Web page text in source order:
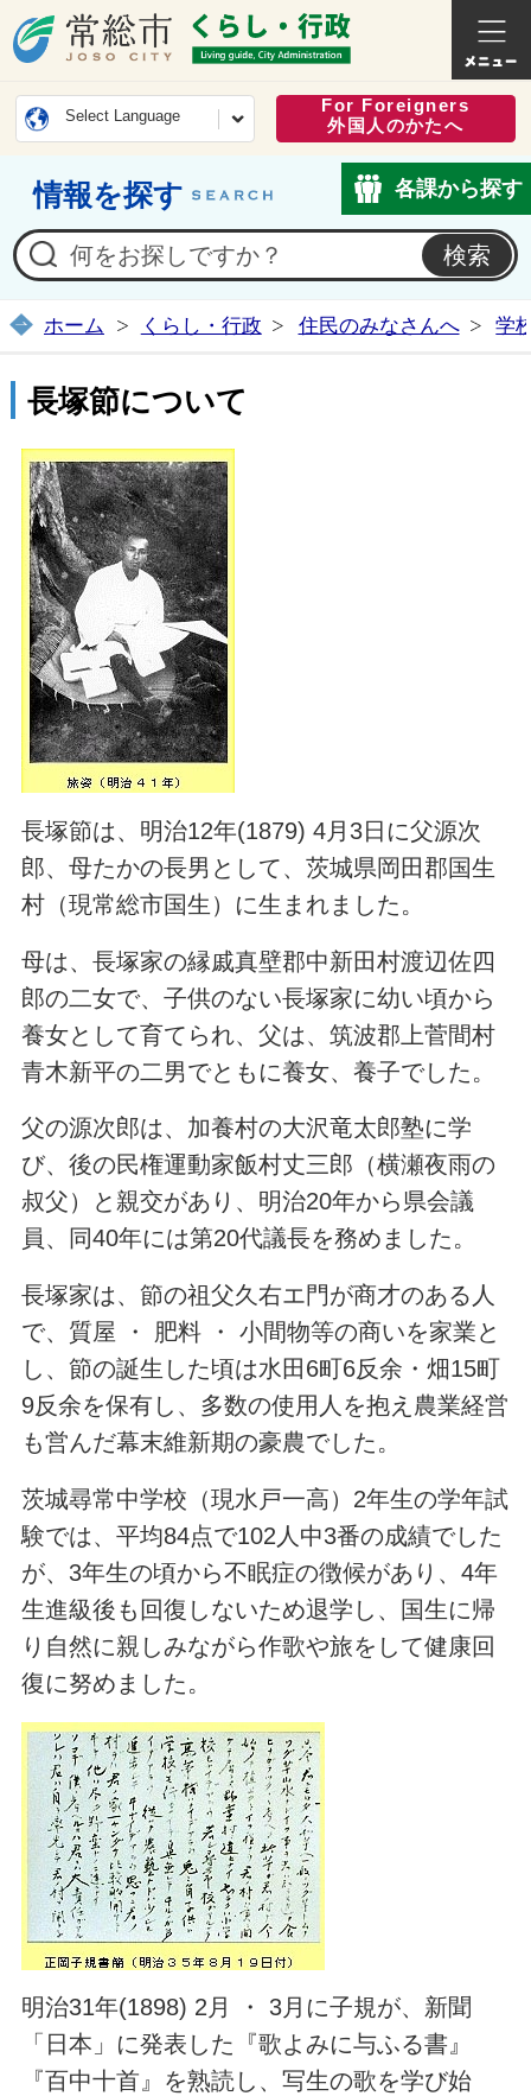
常総市公式ホームページ
くらし
Select Language
For Foreigners
外国人のかたへ
情報を探す 各課から探す
ホーム くらし・行政 住民のみなさんへ 学
長塚節について
長塚節は、明治12年(1879) 4月3日に父源次
郎、母たかの長男として、茨城県岡田郡国生
村（現常総市国生）に生まれました。
母は、長塚家の縁戚真壁郡中新田村渡辺佐四
郎の二女で、子供のない長塚家に幼い頃から
養女として育てられ、父は、筑波郡上菅間村
青木新平の二男でともに養女、養子でした。
父の源次郎は、加養村の大沢竜太郎塾に学
び、後の民権運動家飯村丈三郎（横瀬夜雨の
叔父）と親交があり、明治20年から県会議
員、同40年には第20代議長を務めました。
長塚家は、節の祖父久右エ門が商才のある人
で、質屋 ・ 肥料 ・ 小間物等の商いを家業と
し、節の誕生した頃は水田6町6反余・畑15町
9反余を保有し、多数の使用人を抱え農業経営
も営んだ幕末維新期の豪農でした。
茨城尋常中学校（現水戸一高）2年生の学年試
験では、平均84点で102人中3番の成績でした
が、3年生の頃から不眠症の徴候があり、4年
生進級後も回復しないため退学し、国生に帰
り自然に親しみながら作歌や旅をして健康回
復に努めました。
明治31年(1898) 2月 ・ 3月に子規が、新聞
「日本」に発表した『歌よみに与ふる書』
『百中十首』を熟読し、写生の歌を学び始